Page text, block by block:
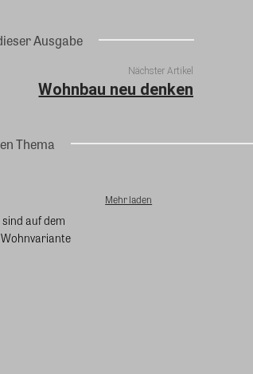
Ausgabe
Nächster Artikel
Wohnbau neu denken
Thema
auf dem
Mehr laden